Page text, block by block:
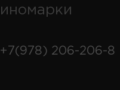
иномарки
+7(978) 206-206-8